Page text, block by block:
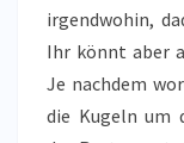
irgendwohin,
Ihr könnt aber
Je nachdem
die Kugeln um